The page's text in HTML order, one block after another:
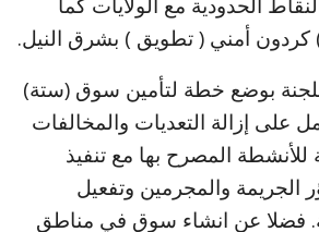
بوضع خطة لتأمين سوق (ستة)
على إزالة التعديات والمخالفات
المصرح بها مع تنفيذ
والمجرمين وتفعيل
فضلا عن انشاء سوق في مناطق